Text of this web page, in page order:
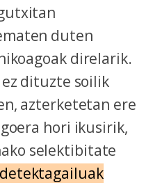
duten
direlarik.
dituzte soilik
azterketetan ere
hori ikusirik,
selektibitate